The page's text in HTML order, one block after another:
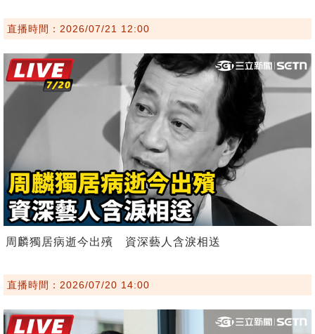
直播時間：2026/07/21 12:00
周麟獨居病逝今出殯 資深藝人含淚相送
直播時間：2026/07/20 14:00